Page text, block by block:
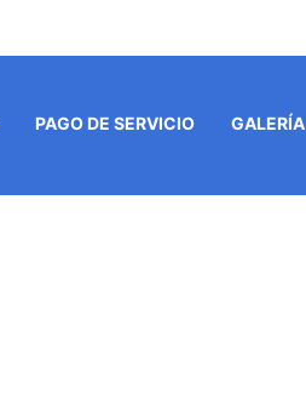
PAGO DE SERVICIO GALERÍA